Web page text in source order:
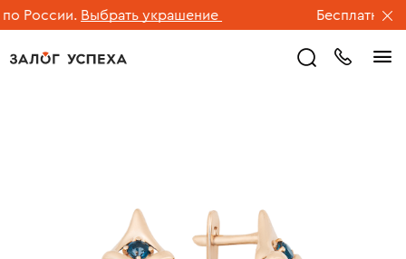
России. Выбрать украшение Бесплатная